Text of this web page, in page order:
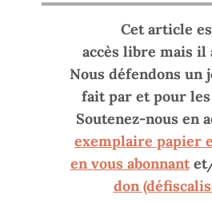
Cet article
accès libre mais il
Nous défendons un
fait par et pour
Soutenez-nous en
exemplaire papier
en vous abonnant
don